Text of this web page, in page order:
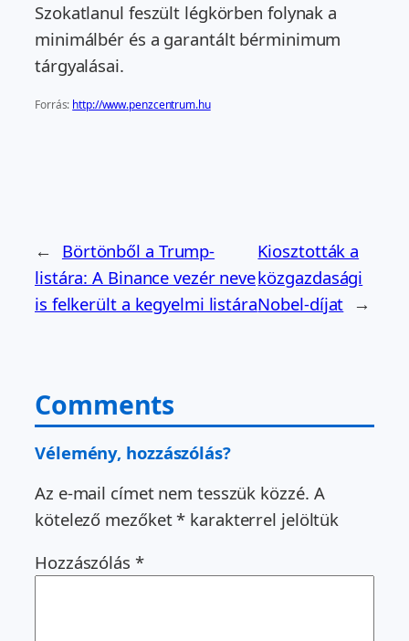
Szokatlanul feszült légkörben folynak a
minimálbér és a garantált bérminimum
tárgyalásai.
Forrás: http://www.penzcentrum.hu
← Börtönből a Trump-
listára: A Binance vezér neve
is felkerült a kegyelmi listára
Kiosztották a
közgazdasági
Nobel-díjat →
Comments
Vélemény, hozzászólás?
Az e-mail címet nem tesszük közzé. A
kötelező mezőket* karakterrel jelöltük
Hozzászólás *